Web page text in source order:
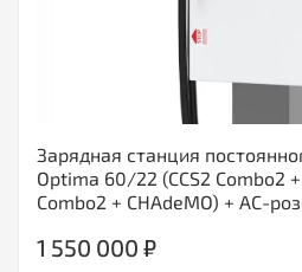
Зарядная станция
Optima 60/22 (CCS2 Combo2
Combo2 + CHAdeMO) + АС-
1 550 000 ₽